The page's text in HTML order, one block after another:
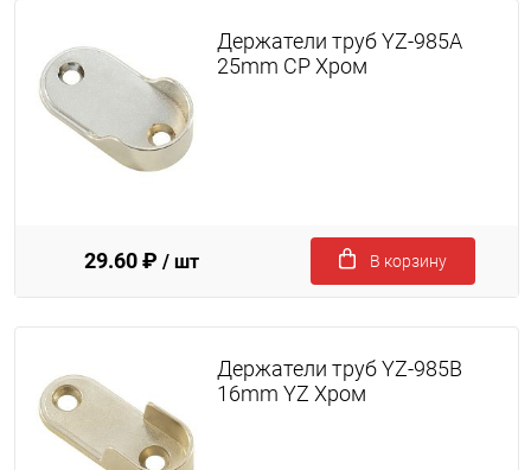
Держатели труб YZ-985A
25mm CP Хром
29.60 ₽ / шт В корзину
Держатели труб YZ-985B
16mm YZ Хром